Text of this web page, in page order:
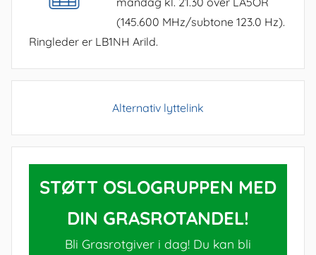
(145.600 MHz/subtone 123.0 Hz).
Ringleder er LB1NH Arild.
Alternativ lyttelink
STØTT OSLOGRUPPEN MED
DIN GRASROTANDEL!
Bli Grasrotgiver i dag! Du kan bli